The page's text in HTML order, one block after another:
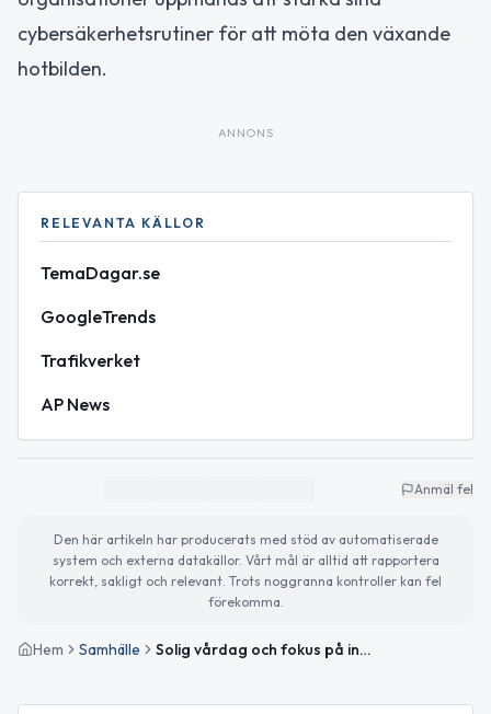
cybersäkerhetsrutiner för att möta den växande
hotbilden.
ANNONS
RELEVANTA KÄLLOR
TemaDagar.se
GoogleTrends
Trafikverket
AP News
Anmäl fel
Den här artikeln har producerats med stöd av automatiserade
system och externa datakällor. Vårt mål är alltid att rapportera
korrekt, sakligt och relevant. Trots noggranna kontroller kan fel
förekomma.
Hem Samhälle Solig vårdag och fokus på internationellt samarbete